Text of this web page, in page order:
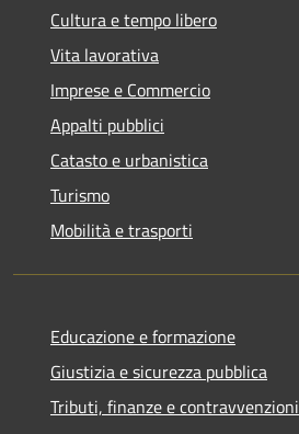
Cultura e tempo libero
Vita lavorativa
Imprese e Commercio
Appalti pubblici
Catasto e urbanistica
Turismo
Mobilità e trasporti
Educazione e formazione
Giustizia e sicurezza pubblica
Tributi, finanze e contravvenzioni